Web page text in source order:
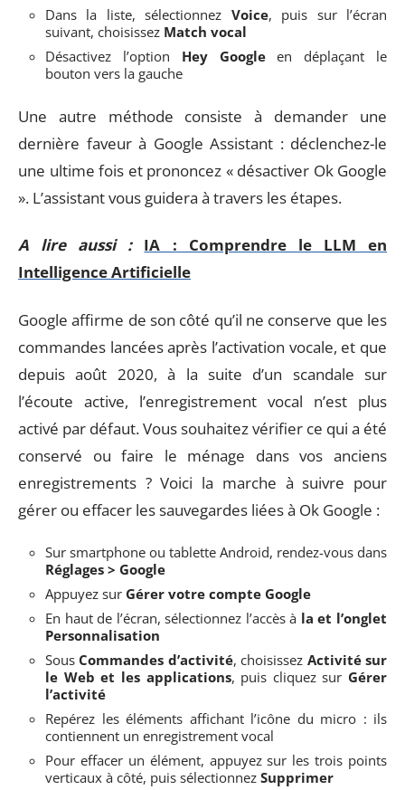
Dans la liste, sélectionnez Voice, puis sur l’écran
suivant, choisissez Match vocal
Désactivez l’option Hey Googleen déplaçant le
bouton vers la gauche
Une autre méthode consiste à demander une
dernière faveur à Google Assistant : déclenchez-le
une ultime fois et prononcez « désactiver Ok Google
». L’assistant vous guidera à travers les étapes.
A lire aussi : IA : Comprendre le LLM en
Intelligence Artificielle
Google affirme de son côté qu’il ne conserve que les
commandes lancées après l’activation vocale, et que
depuis août 2020, à la suite d’un scandale sur
l’écoute active, l’enregistrement vocal n’est plus
activé par défaut. Vous souhaitez vérifier ce qui a été
conservé ou faire le ménage dans vos anciens
enregistrements ? Voici la marche à suivre pour
gérer ou effacer les sauvegardes liées à Ok Google :
Sur smartphone ou tablette Android, rendez-vous dans
Réglages > Google
Appuyez sur Gérer votre compte Google
En haut de l’écran, sélectionnez l’accès à la et l’onglet
Personnalisation
Sous Commandes d’activité, choisissez Activité sur
le Web et les applications, puis cliquez sur Gérer
l’activité
Repérez les éléments affichant l’icône du micro : ils
contiennent un enregistrement vocal
Pour effacer un élément, appuyez sur les trois points
verticaux à côté, puis sélectionnez Supprimer